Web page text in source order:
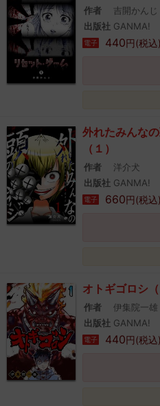
作者
吉開かんじ
出版社 GANMA!
電子 440円(税込)
外れたみんな
（１）
作者
洋介犬
出版社 GANMA!
電子 660円(税込)
オトギゴロシ（
作者
伊集院一雄
出版社 GANMA!
電子 440円(税込)